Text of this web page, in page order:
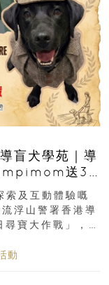
盲犬學苑｜導
送3
索及互動體驗嘅
浮山警署香港導
寶大作戰」，家
動